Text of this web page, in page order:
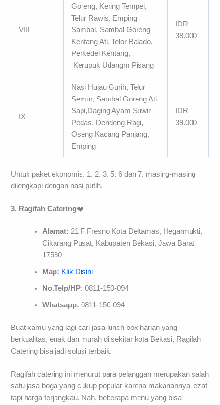
VIII
Goreng, Kering Tempei,
Telur Rawis, Emping,
Sambal, Sambal Goreng
Kentang Ati, Telor Balado,
Perkedel Kentang,
Kerupuk Udangm Pisang
IDR
38.000
IX
Nasi Hujau Gurih, Telur
Semur, Sambal Goreng Ati
Sapi,Daging Ayam Suwir
Pedas, Dendeng Ragi,
Oseng Kacang Panjang,
Emping
IDR
39.000
Untuk paket ekonomis, 1, 2, 3, 5, 6 dan 7, masing-masing
dilengkapi dengan nasi putih.
3. Ragifah Catering❤️
Alamat: 21 F Fresno Kota Deltamas, Hegarmukti,
Cikarang Pusat, Kabupaten Bekasi, Jawa Barat
17530
Map: Klik Disini
No.Telp/HP:0811-150-094
Whatsapp:0811-150-094
Buat kamu yang lagi cari jasa lunch box harian yang
berkualitas, enak dan murah di sekitar kota Bekasi, Ragifah
Catering bisa jadi solusi terbaik.
Ragifah catering ini menurut para pelanggan merupakan salah
satu jasa boga yang cukup popular karena makanannya lezat
tapi harga terjangkau. Nah, beberapa menu yang bisa